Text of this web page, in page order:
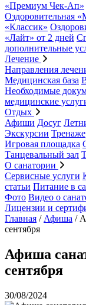
«Премиум Чек-Ап»
Оздоровительная
«Классик»
«Лайт» от 2 дней
дополнительные
Лечение
Направления
Медицинская база
Необходимые
медицинские
Отдых
Афиши Досуг
Экскурсии
Игровая площадка
Танцевальный зал
О санатории
Сервисные услуги
статьи Питание в
Фото Видео о
Лицензии и
Главная / Афиша /
сентября
Афиша
сентября
30/08/2024